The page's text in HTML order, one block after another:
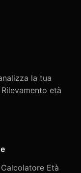
la tua
età
Età